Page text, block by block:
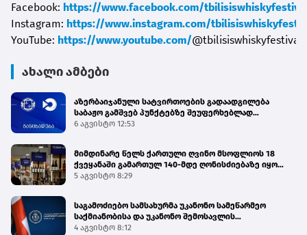
Facebook: https://www.facebook.com/
Instagram: https://www.instagram.com/
YouTube: https://www.youtube.com/@tbilisiswhiskyfestival
ახალი ამბები
აზერბაიჯანული სატვირთოების გადაადგილება
საბაჟო გამშვებ პუნქტებზე შეუფერხებლად
მიმდინარეობს - შემოსავლების სამსახური
6 აგვისტო 12:53
მიმდინარე წელს ქართული ღვინო მსოფლიოს 18
ქვეყანაში გამართულ 140-მდე ღონისძიებაზე იყო
წარმოდგენილი
5 აგვისტო 8:29
საგამოძიებო სამსახურმა უკანონო სამეწარმეო
საქმიანობისა და უკანონო შემოსავლის
ლეგალიზაციის ფაქტებზე 4 პირი დააკავა
4 აგვისტო 8:12